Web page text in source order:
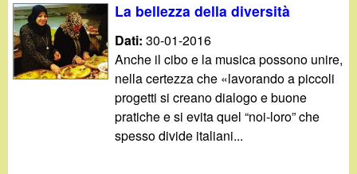
d
i
n
c
a
La bellezza della diversità
Dati:30-01-2016
Anche il cibo e la musica possono unire,
nella certezza che «lavorando a piccoli
progetti si creano dialogo e buone
pratiche e si evita quel “noi-loro” che
spesso divide italiani...